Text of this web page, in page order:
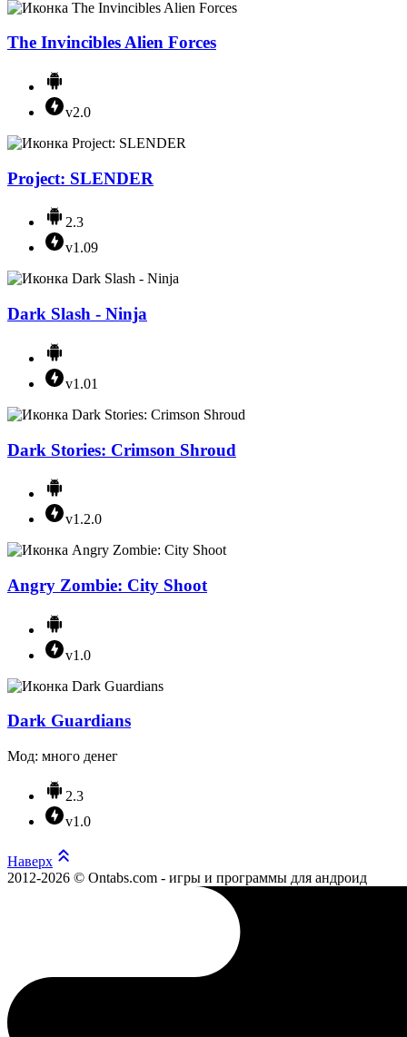
The Invincibles Alien Forces
v2.0
Project: SLENDER
2.3
v1.09
Dark Slash - Ninja
v1.01
Dark Stories: Crimson Shroud
v1.2.0
Angry Zombie: City Shoot
v1.0
Dark Guardians
Мод: много денег
2.3
v1.0
Наверх
2012-2026 © Ontabs.com - игры и программы для андроид